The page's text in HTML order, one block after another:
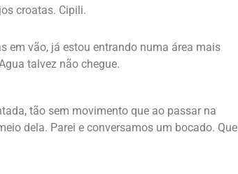
croatas. Cipili.
em vão, já estou entrando numa área mais
talvez não chegue.
tão sem movimento que ao passar na
dela. Parei e conversamos um bocado. Que